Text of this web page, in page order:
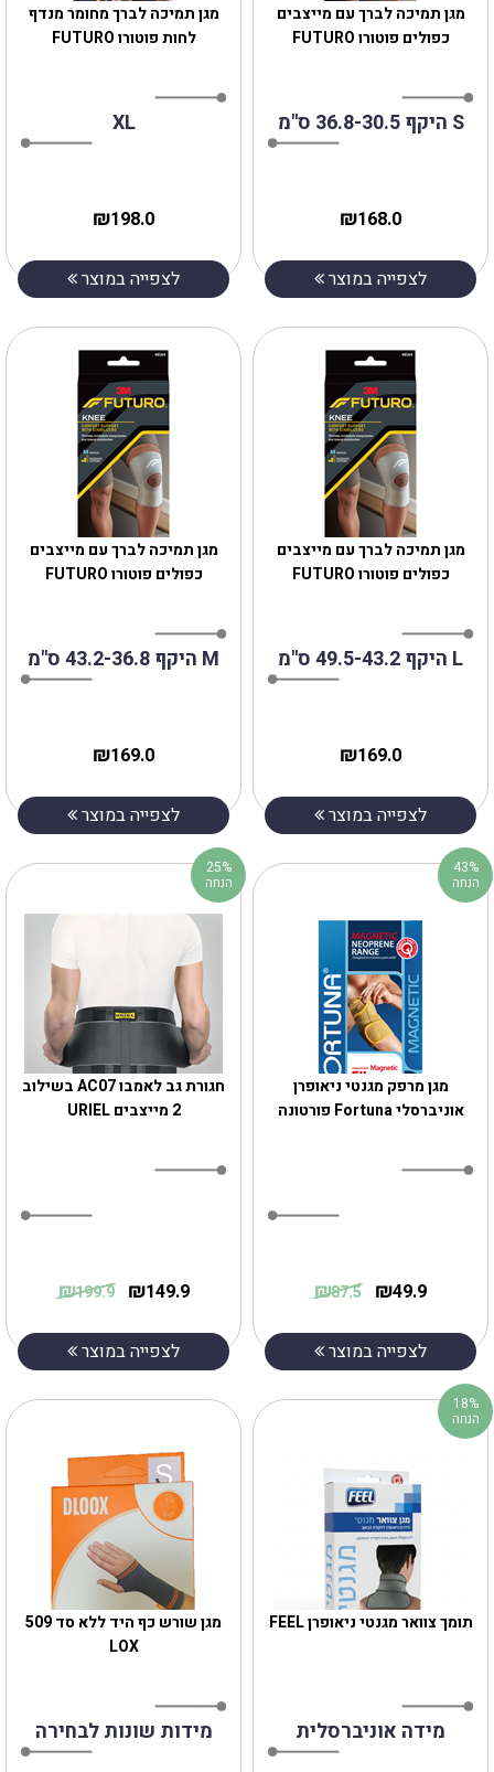
מגן תמיכה לברך מחומר מנדף
לחות פוטורו FUTURO
XL
198.0
₪
לצפייה במוצר
מגן תמיכה לברך עם מייצבים
כפולים פוטורו FUTURO
S היקף 36.8-30.5 ס"מ
168.0
₪
לצפייה במוצר
מגן תמיכה לברך עם מייצבים
כפולים פוטורו FUTURO
M היקף 43.2-36.8 ס"מ
169.0
₪
לצפייה במוצר
מגן תמיכה לברך עם מייצבים
כפולים פוטורו FUTURO
L היקף 49.5-43.2 ס"מ
169.0
₪
לצפייה במוצר
חגורת גב לאמבו AC07 בשילוב
2 מייצבים URIEL
149.9
₪
199.9
₪
לצפייה במוצר
25%
הנחה
מגן מרפק מגנטי ניאופרן
אוניברסלי Fortuna פורטונה
49.9
₪
87.5
₪
לצפייה במוצר
43%
הנחה
מגן שורש כף היד ללא סד 509
LOX
מידות שונות לבחירה
תומך צוואר מגנטי ניאופרן FEEL
מידה אוניברסלית
18%
הנחה